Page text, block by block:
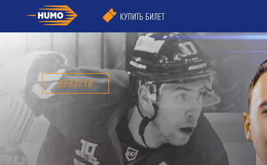
КУПИТЬ БИЛЕТ
НОВОСТИ